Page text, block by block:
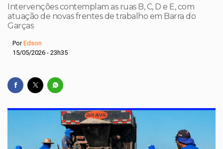
Intervenções contemplam as ruas B, C, D e E, com
atuação de novas frentes de trabalho em Barra do
Garças
PorEdson
15/05/2026 - 23h35